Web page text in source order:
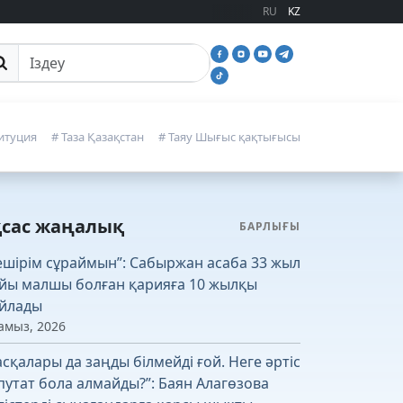
RU KZ
іздеу
# Таза Қазақстан # Таяу Шығыс қақтығысы
жаңалық БАРЛЫҒЫ
сұраймын”: Сабыржан асаба 33 жыл
малшы болған қарияға 10 жылқы
2026
да заңды білмейді ғой. Неге әртіс
бола алмайды?”: Баян Алагөзова